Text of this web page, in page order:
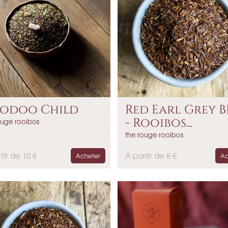
Child
rooibos
de 10 € Acheter
Red Earl Grey
- Rooibos...
the rouge rooibos
P
À partir de 8 €